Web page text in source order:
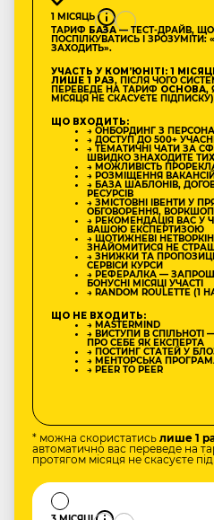
1 МІСЯЦЬ
ТАРИФ БАЗА— ТЕСТ-ДРАЙВ,
ПОСПІЛКУВАТИСЬ І ЗРОЗУМІТИ:
ЗАХОДИТЬ».
УЧАСТЬ У КОМʼЮНІТІ: 1
ЛИШЕ 1 РАЗ, ПІСЛЯ ЧОГО
ПЕРЕВЕДЕ НА ТАРИФ ОСНОВА,
МІСЯЦЯ НЕ СКАСУЄТЕ
ЩО ВХОДИТЬ:
→ ОНБОРДИНГ З
→ ДОСТУП ДО 500+
→ ТЕМАТИЧНІ ЧАТИ ЗА
ШВИДКО ЗНАХОДИТЕ
→ МОЖЛИВІСТЬ
→ РОЗМІЩЕННЯ
→ БАЗА ШАБЛОНІВ,
РЕСУРСІВ
→ ЗМІСТОВНІ ІВЕНТИ У
ОБГОВОРЕННЯ,
→ РЕКОМЕНДАЦІЯ ВАС У
ВАШОЮ ЕКСПЕРТИЗОЮ
→ ЩОТИЖНЕВІ
ЗНАЙОМИТИСЯ НЕ
→ ЗНИЖКИ ТА
СЕРВІСИ КУРСИ
→ РЕФЕРАЛКА —
БОНУСНІ МІСЯЦІ УЧАСТІ
→ RANDOM ROULETTE (1
ЩО НЕ ВХОДИТЬ:
→ MASTERMIND
→ ВИСТУПИ В
ПРО СЕБЕ ЯК ЕКСПЕРТА
→ ПОСТИНГ СТАТЕЙ У
→ МЕНТОРСЬКА
→ PEER TO PEER
* можна скористатись лише 1
автоматично вас переведе на
протягом місяця не скасуєте